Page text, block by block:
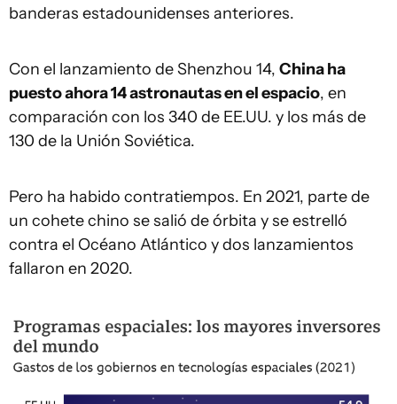
banderas estadounidenses anteriores.
Con el lanzamiento de Shenzhou 14, China ha
puesto ahora 14 astronautas en el espacio, en
comparación con los 340 de EE.UU. y los más de
130 de la Unión Soviética.
Pero ha habido contratiempos. En 2021, parte de
un cohete chino se salió de órbita y se estrelló
contra el Océano Atlántico y dos lanzamientos
fallaron en 2020.